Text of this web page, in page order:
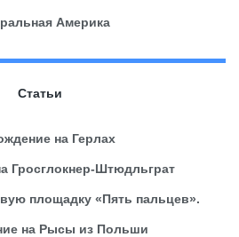
Америка
Статьи
на Герлах
Гросглокнер-Штюдльграт
площадку «Пять пальцев».
на Рысы из Польши